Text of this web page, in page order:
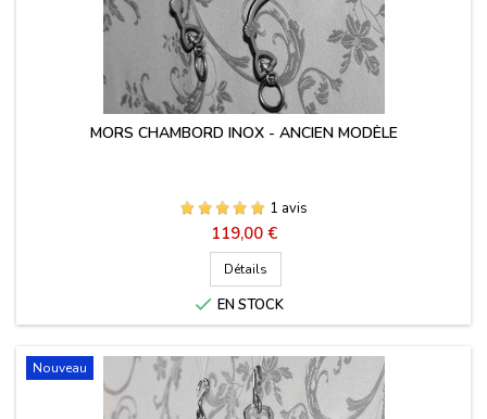
MORS CHAMBORD INOX - ANCIEN MODÈLE
1 avis
Prix
119,00 €
Détails
 EN STOCK
Nouveau